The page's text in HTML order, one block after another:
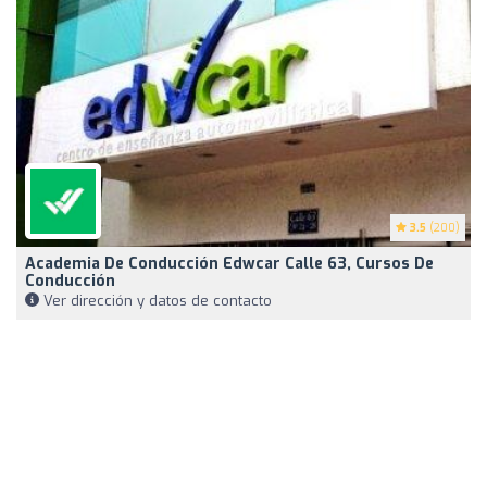
3.5 (200)
Academia De Conducción Edwcar Calle 63, Cursos De
Conducción
Ver dirección y datos de contacto